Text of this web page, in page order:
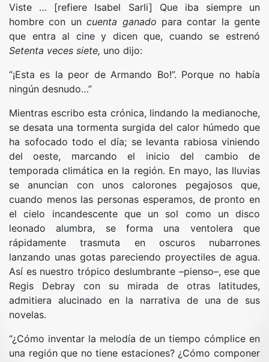
Viste … [refiere Isabel Sarli] Que iba siempre un
hombre con uncuenta ganado para contar la gente
que entra al cine y dicen que, cuando se estrenó
Setenta veces siete, uno dijo:
“¡Esta es la peor de Armando Bo!”. Porque no había
ningún desnudo…”
Mientras escribo esta crónica, lindando la medianoche,
se desata una tormenta surgida del calor húmedo que
ha sofocado todo el día; se levanta rabiosa viniendo
del oeste, marcando el inicio del cambio de
temporada climática en la región. En mayo, las lluvias
se anuncian con unos calorones pegajosos que,
cuando menos las personas esperamos, de pronto en
el cielo incandescente que un sol como un disco
leonado alumbra, se forma una ventolera que
rápidamente trasmuta en oscuros nubarrones
lanzando unas gotas pareciendo proyectiles de agua.
Así es nuestro trópico deslumbrante –pienso–, ese que
Regis Debray con su mirada de otras latitudes,
admitiera alucinado en la narrativa de una de sus
novelas.
“¿Cómo inventar la melodía de un tiempo cómplice en
una región que no tiene estaciones? ¿Cómo componer